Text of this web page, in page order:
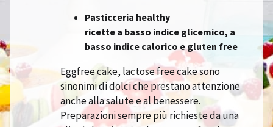
Pasticceria healthy
ricette a basso indice glicemico, a
basso indice calorico e gluten free
Eggfree cake, lactose free cake sono
sinonimi di dolci che prestano attenzione
anche alla salute e al benessere.
Preparazioni sempre più richieste da una